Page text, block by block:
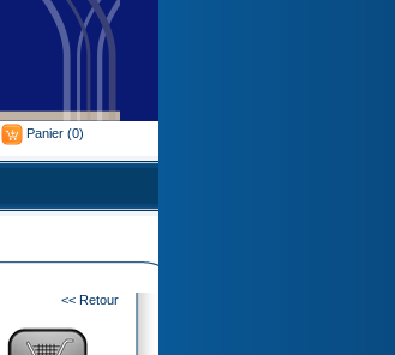
Panier (0)
<< Retour